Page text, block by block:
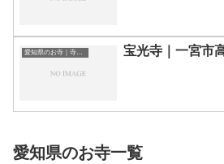
愛知県のお寺｜寺院一覧 宝光寺｜一宮市
愛知県のお寺一覧